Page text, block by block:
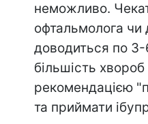
неможливо.
офтальмолога чи
доводиться по 3-
більшість хвороб
рекомендацією
та приймати